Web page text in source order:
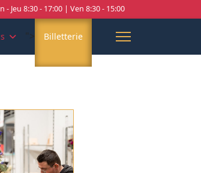
- Jeu 8:30 - 17:00 | Ven 8:30 - 15:00
"> Billetterie